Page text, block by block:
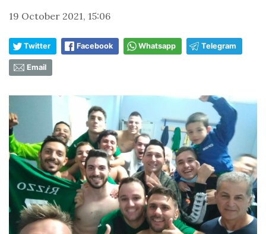
19 October 2021, 15:06
Twitter Facebook Whatsapp Telegram
Email